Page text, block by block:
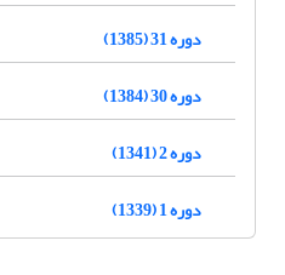
دوره 31 (1385)
دوره 30 (1384)
دوره 2 (1341)
دوره 1 (1339)